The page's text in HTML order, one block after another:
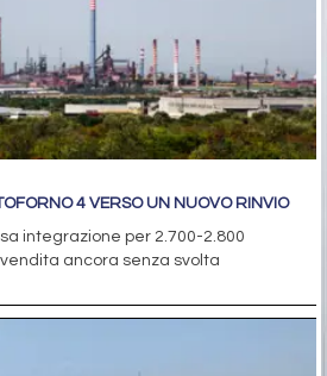
4 VERSO UN NUOVO RINVIO
integrazione per 2.700-2.800
ancora senza svolta